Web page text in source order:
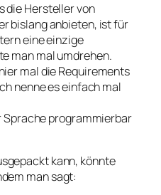
die Hersteller von
bislang anbieten, ist für
eine einzige
man mal umdrehen.
mal die Requirements
nenne es einfach mal
Sprache programmierbar
kann, könnte
man sagt: